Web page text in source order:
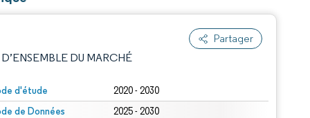
Partager
DU MARCHÉ
d'étude 2020 - 2030
de Données
2025 - 2030